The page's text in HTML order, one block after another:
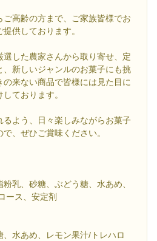
ご高齢の方まで、ご家族皆様でお
供しております。
した農家さんから取り寄せ、定
新しいジャンルのお菓子にも挑
来ない商品で皆様には見た目に
ております。
るよう、日々楽しみながらお菓子
、ぜひご賞味ください。
乳、砂糖、ぶどう糖、水あめ、
ース、安定剤
水あめ、レモン果汁/トレハロ